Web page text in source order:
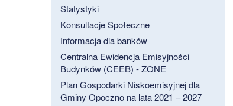
Statystyki
Konsultacje Społeczne
Informacja dla banków
Centralna Ewidencja Emisyjności
Budynków (CEEB) - ZONE
Plan Gospodarki Niskoemisyjnej dla
Gminy Opoczno na lata 2021 – 2027